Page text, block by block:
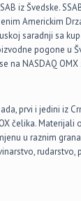
iz Švedske.
Americkim
saradnji sa
pogone u
na NASDAQ
prvi i jedini iz
čelika. Materijali
u raznim